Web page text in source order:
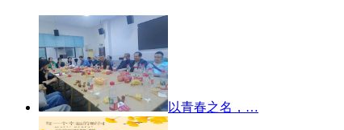
以青春之名，…